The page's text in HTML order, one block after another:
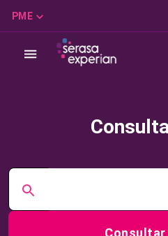
PME